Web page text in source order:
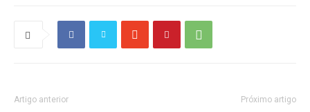
Artigo anterior Próximo artigo